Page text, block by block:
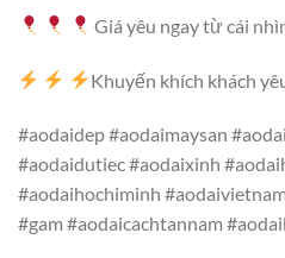
Giá yêu ngay từ cái
Khuyến khích khách
#aodaidep #aodaimaysan
#aodaidutiec #aodaixinh
#aodaihochiminh
#gam #aodaicachtannam